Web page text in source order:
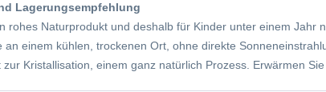
Lagerungsempfehlung
rohes Naturprodukt und deshalb für Kinder unter einem Jahr
an einem kühlen, trockenen Ort, ohne direkte
zur Kristallisation, einem ganz natürlich Prozess. Erwärmen